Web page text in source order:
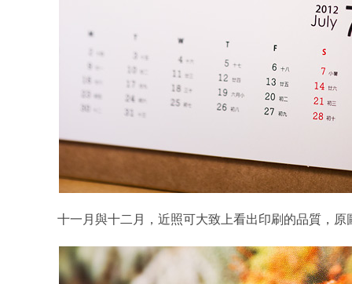
十一月與十二月，近照可大致上看出印刷的品質，原